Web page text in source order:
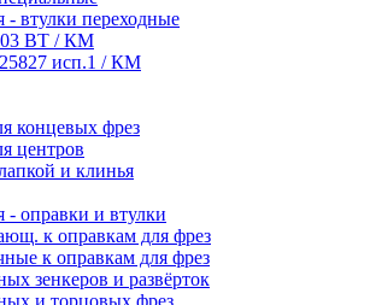
- втулки переходные
BT / КМ
исп.1 / КМ
концевых фрез
центров
и клинья
- оправки и втулки
к оправкам для фрез
к оправкам для фрез
зенкеров и развёрток
и торцовых фрез